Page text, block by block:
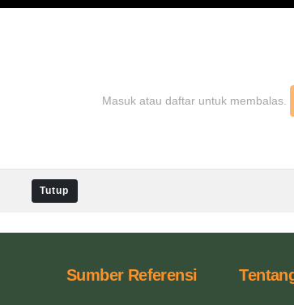
Masuk atau daftar untuk membalas.
Tutup
Sumber Referensi